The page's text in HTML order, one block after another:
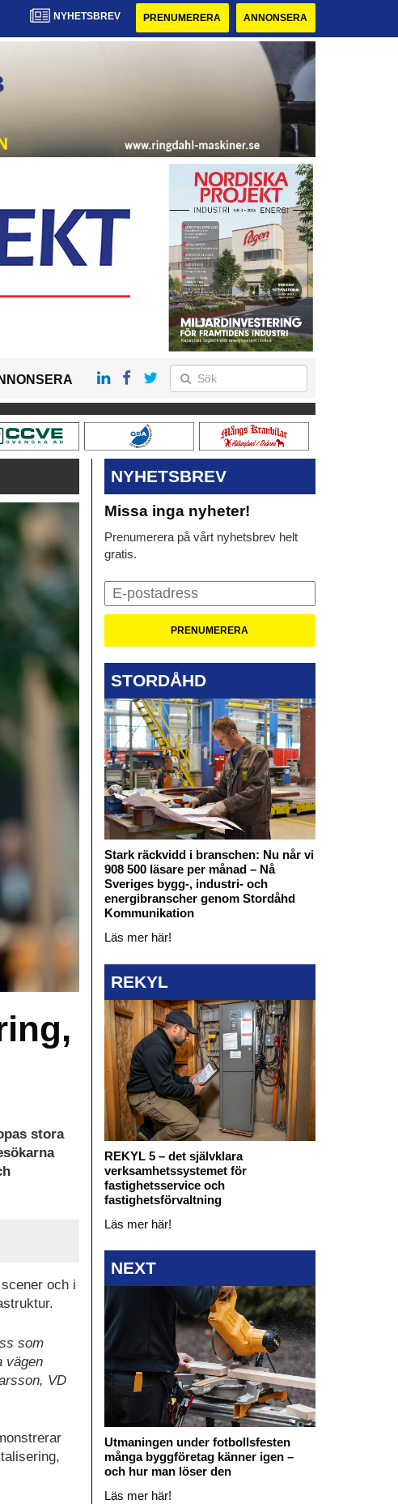
NYHETSBREV PRENUMERERA ANNONSERA
stora
och i
som
vägen
VD
NYHETSBREV
Missa inga nyheter!
Prenumerera på vårt nyhetsbrev helt
gratis.
STORDÅHD
Stark räckvidd i branschen: Nu når vi
908 500 läsare per månad – Nå
Sveriges bygg-, industri- och
energibranscher genom Stordåhd
Kommunikation
Läs mer här!
REKYL
REKYL 5 – det självklara
verksamhetssystemet för
fastighetsservice och
fastighetsförvaltning
Läs mer här!
NEXT
Utmaningen under fotbollsfesten
många byggföretag känner igen –
och hur man löser den
Läs mer här!